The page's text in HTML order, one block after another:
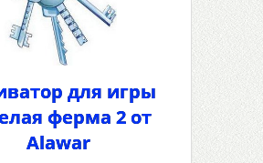
для игры
ферма 2 от
Alawar